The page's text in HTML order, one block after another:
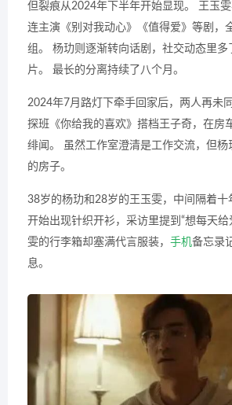
但裂痕从2024年下半年开始显现。 王玉
连主演《别对我动心》《值得爱》等剧，
组。 杨玏则逐渐转向话剧，社交动态里多
片。 最长的分离持续了八个月。
2024年7月路灯下牵手回家后，两人再未
探班《你给我的喜欢》搭档王子奇，在房
绯闻。 虽然工作室澄清是工作交流，但杨
的房子。
38岁的杨玏和28岁的王玉雯，中间隔着十
开始出现针织开衫，采访里提到“想每天给
雯的行李箱却塞满代言服装， 手机备忘录
息。